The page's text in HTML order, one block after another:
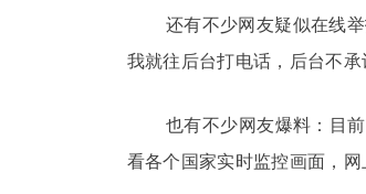
还有不少网友疑似在线
我就往后台打电话，后台不承
也有不少网友爆料：目
看各个国家实时监控画面，网